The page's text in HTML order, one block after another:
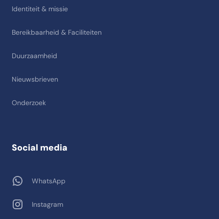
Identiteit & missie
Bereikbaarheid & Faciliteiten
Duurzaamheid
Nieuwsbrieven
Onderzoek
Social media
WhatsApp
Instagram